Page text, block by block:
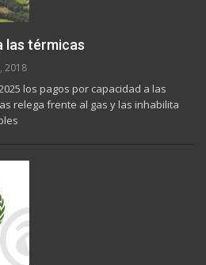
las térmicas
2018
los pagos por capacidad a las
relega frente al gas y las inhabilita